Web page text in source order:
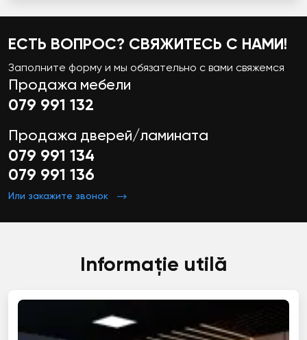
ЕСТЬ ВОПРОС? СВЯЖИТЕСЬ С НАМИ!
Заполните форму и мы обязательно с вами свяжемся
Продажа мебели
079 991 132
Продажа дверей/ламината
079 991 134
079 991 136
Или закажите звонок
Informație utilă